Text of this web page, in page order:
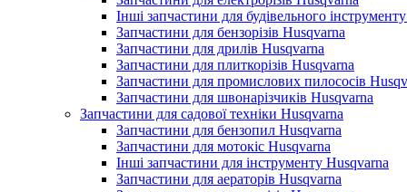
Інші запчастини для будівельного
Запчастини для бензорізів Husqvarna
Запчастини для дрилів Husqvarna
Запчастини для плиткорізів Husqvarna
Запчастини для промислових пилососів
Запчастини для швонарізчиків Husqvarna
Запчастини для садової техніки Husqvarna
Запчастини для бензопил Husqvarna
Запчастини для мотокіс Husqvarna
Інші запчастини для інструменту Husqvarna
Запчастини для аераторів Husqvarna